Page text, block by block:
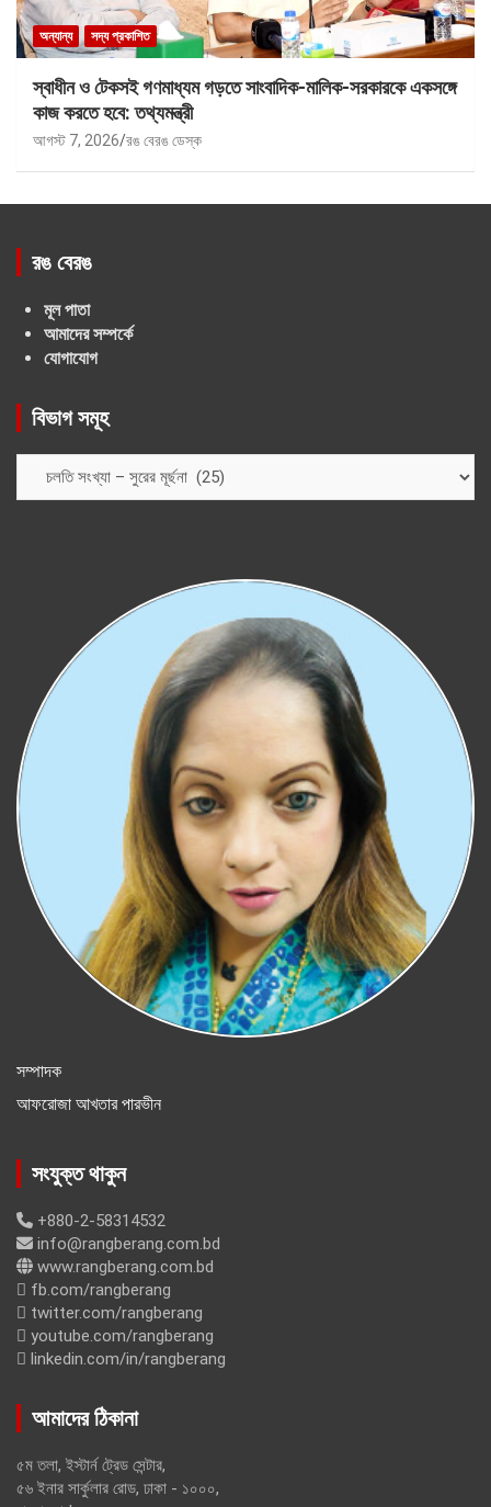
অন্যান্য সদ্য প্রকাশিত
স্বাধীন ও টেকসই গণমাধ্যম গড়তে সাংবাদিক-মালিক-সরকারকে একসঙ্গে
কাজ করতে হবে: তথ্যমন্ত্রী
আগস্ট 7, 2026 রঙ বেরঙ ডেস্ক
রঙ বেরঙ
মূল পাতা
আমাদের সম্পর্কে
যোগাযোগ
বিভাগ সমূহ
সম্পাদক
আফরোজা আখতার পারভীন
সংযুক্ত থাকুন
+880-2-58314532
info@rangberang.com.bd
www.rangberang.com.bd
fb.com/rangberang
twitter.com/rangberang
youtube.com/rangberang
linkedin.com/in/rangberang
আমাদের ঠিকানা
৫ম তলা, ইস্টার্ন ট্রেড সেন্টার,
৫৬ ইনার সার্কুলার রোড, ঢাকা - ১০০০,